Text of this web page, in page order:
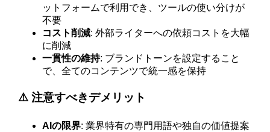
ットフォームで利用でき、ツールの使い分けが
不要
コスト削減: 外部ライターへの依頼コストを大幅
に削減
一貫性の維持: ブランドトーンを設定すること
で、全てのコンテンツで統一感を保持
⚠️ 注意すべきデメリット
AIの限界: 業界特有の専門用語や独自の価値提案